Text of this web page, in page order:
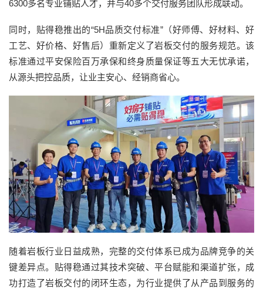
6300多名专业铺贴人才，并与40多个交付服务团队形成联动。
同时，贴得稳推出的“5H品质交付标准”（好师傅、好材料、好
工艺、好价格、好售后）重新定义了岩板交付的服务规范。该
标准通过平安保险百万承保和终身质量保证等五大无忧承诺，
从源头把控品质，让业主安心、经销商省心。
随着岩板行业日益成熟，完整的交付体系已成为品牌竞争的关
键差异点。贴得稳通过其技术突破、平台赋能和渠道扩张，成
功打造了岩板交付的闭环生态，为行业提供了从产品到服务的